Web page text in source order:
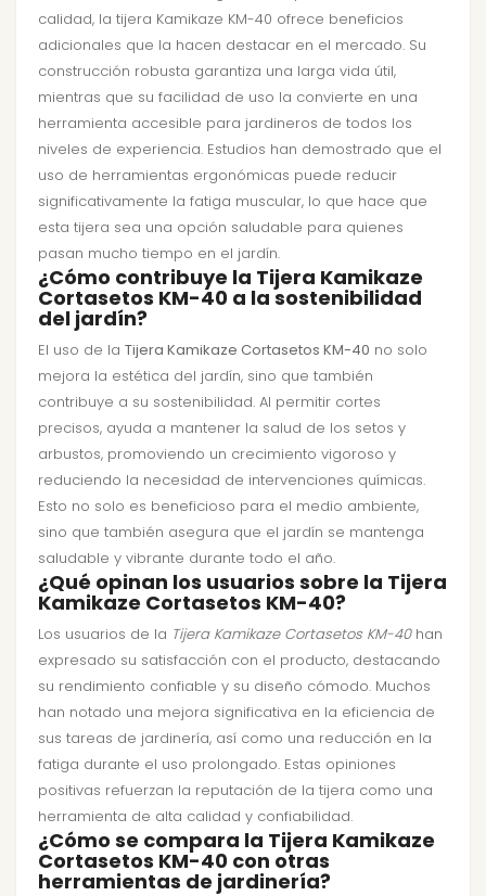
calidad, la tijera Kamikaze KM-40 ofrece beneficios
adicionales que la hacen destacar en el mercado. Su
construcción robusta garantiza una larga vida útil,
mientras que su facilidad de uso la convierte en una
herramienta accesible para jardineros de todos los
niveles de experiencia. Estudios han demostrado que el
uso de herramientas ergonómicas puede reducir
significativamente la fatiga muscular, lo que hace que
esta tijera sea una opción saludable para quienes
pasan mucho tiempo en el jardín.
¿Cómo contribuye la Tijera Kamikaze
Cortasetos KM-40 a la sostenibilidad
del jardín?
El uso de la Tijera Kamikaze Cortasetos KM-40 no solo
mejora la estética del jardín, sino que también
contribuye a su sostenibilidad. Al permitir cortes
precisos, ayuda a mantener la salud de los setos y
arbustos, promoviendo un crecimiento vigoroso y
reduciendo la necesidad de intervenciones químicas.
Esto no solo es beneficioso para el medio ambiente,
sino que también asegura que el jardín se mantenga
saludable y vibrante durante todo el año.
¿Qué opinan los usuarios sobre la Tijera
Kamikaze Cortasetos KM-40?
Los usuarios de la Tijera Kamikaze Cortasetos KM-40han
expresado su satisfacción con el producto, destacando
su rendimiento confiable y su diseño cómodo. Muchos
han notado una mejora significativa en la eficiencia de
sus tareas de jardinería, así como una reducción en la
fatiga durante el uso prolongado. Estas opiniones
positivas refuerzan la reputación de la tijera como una
herramienta de alta calidad y confiabilidad.
¿Cómo se compara la Tijera Kamikaze
Cortasetos KM-40 con otras
herramientas de jardinería?